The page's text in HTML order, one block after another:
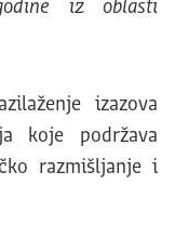
iz oblasti
izazova
koje podržava
razmišljanje i